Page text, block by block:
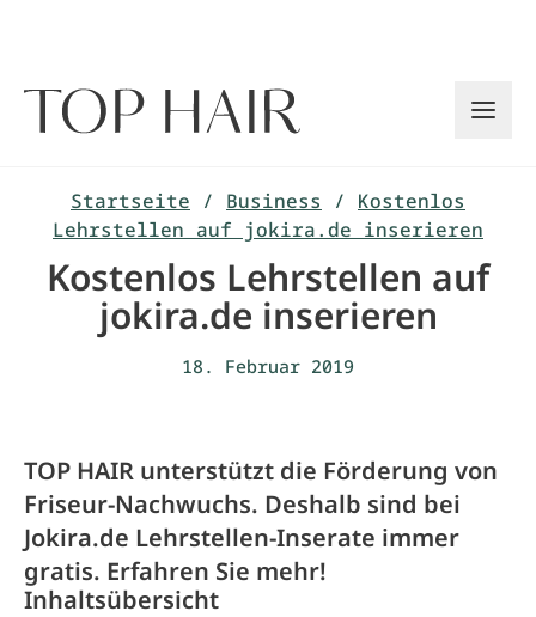
Startseite / Business / Kostenlos
Lehrstellen auf jokira.de inserieren
Kostenlos Lehrstellen auf
jokira.de inserieren
18. Februar 2019
TOP HAIR unterstützt die Förderung von
Friseur-Nachwuchs. Deshalb sind bei
Jokira.de Lehrstellen-Inserate immer
gratis. Erfahren Sie mehr!
Inhaltsübersicht